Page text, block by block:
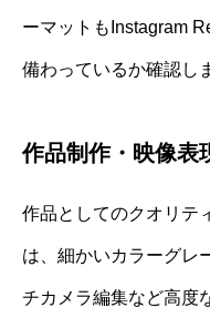
ーマットもInstagram
備わっているか確認し
作品制作・映像表
作品としてのクオリテ
は、細かいカラーグレ
チカメラ編集など高度